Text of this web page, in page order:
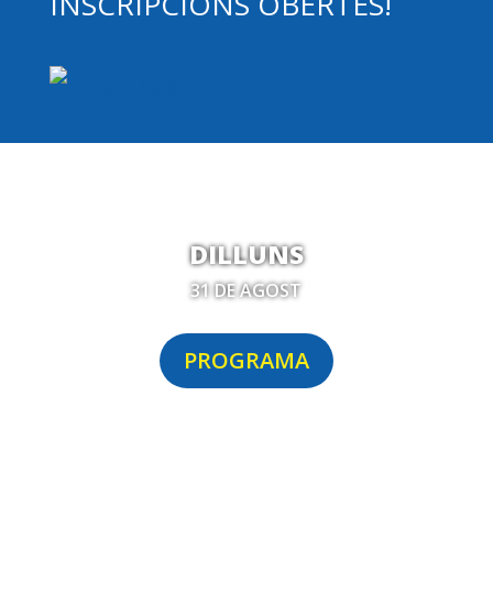
DILLUNS
31 DE AGOST
PROGRAMA